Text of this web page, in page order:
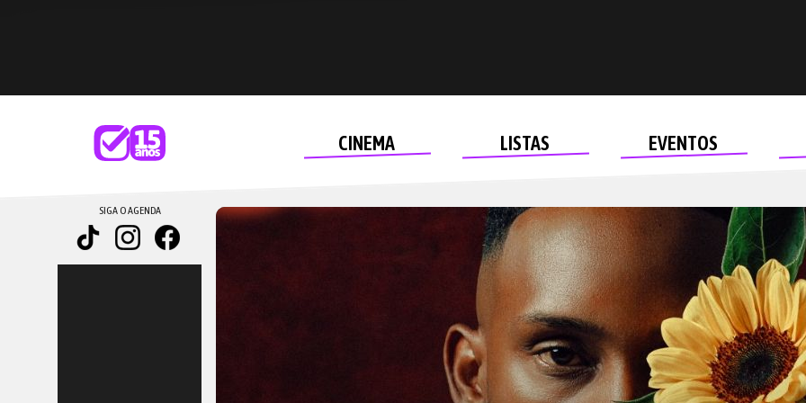
CINEMA LISTAS EVENTOS
SIGA O AGENDA